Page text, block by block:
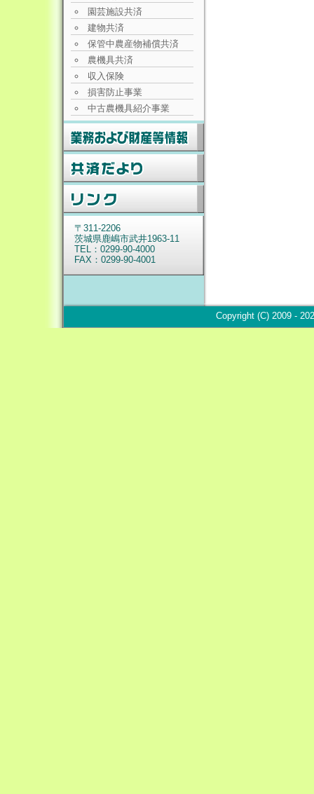
園芸施設共済
建物共済
保管中農産物補償共済
農機具共済
収入保険
損害防止事業
中古農機具紹介事業
〒311-2206
茨城県鹿嶋市武井1963-11
TEL：0299-90-4000
FAX：0299-90-4001
Copyright (C) 2009 -